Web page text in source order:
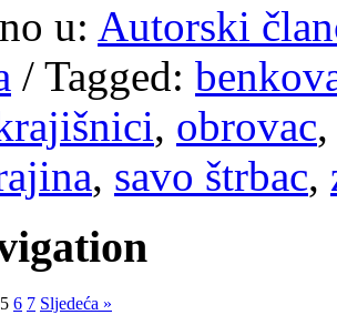
u: Autorski
/ Tagged:
, obrovac
, savo štrbac,
5 6 7 Sljedeća »